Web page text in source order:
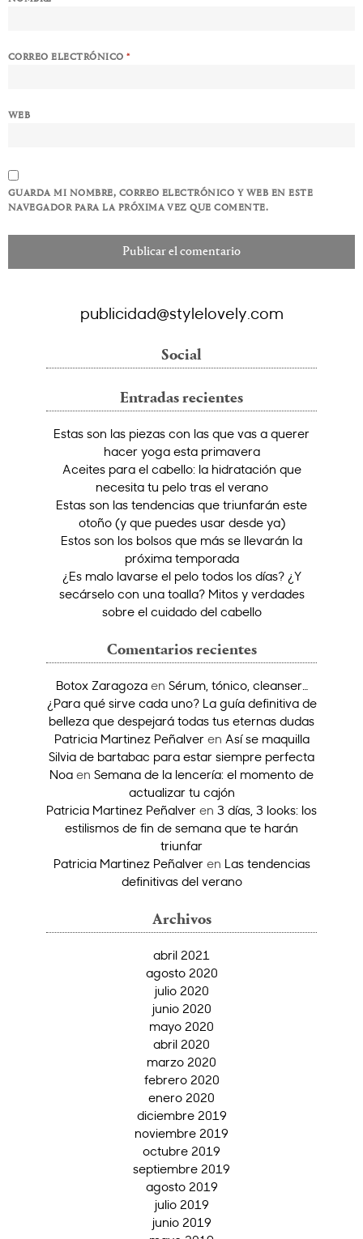
CORREO ELECTRÓNICO*
WEB
GUARDA MI NOMBRE, CORREO ELECTRÓNICO Y WEB EN ESTE
NAVEGADOR PARA LA PRÓXIMA VEZ QUE COMENTE.
publicidad@stylelovely.com
Social
Entradas recientes
Estas son las piezas con las que vas a querer
hacer yoga esta primavera
Aceites para el cabello: la hidratación que
necesita tu pelo tras el verano
Estas son las tendencias que triunfarán este
otoño (y que puedes usar desde ya)
Estos son los bolsos que más se llevarán la
próxima temporada
¿Es malo lavarse el pelo todos los días? ¿Y
secárselo con una toalla? Mitos y verdades
sobre el cuidado del cabello
Comentarios recientes
Botox Zaragozaen Sérum, tónico, cleanser…
¿Para qué sirve cada uno? La guía definitiva de
belleza que despejará todas tus eternas dudas
Patricia Martinez Peñalveren Así se maquilla
Silvia de bartabac para estar siempre perfecta
Noa en Semana de la lencería: el momento de
actualizar tu cajón
Patricia Martinez Peñalver en 3 días, 3 looks: los
estilismos de fin de semana que te harán
triunfar
Patricia Martinez Peñalveren Las tendencias
definitivas del verano
Archivos
abril 2021
agosto 2020
julio 2020
junio 2020
mayo 2020
abril 2020
marzo 2020
febrero 2020
enero 2020
diciembre 2019
noviembre 2019
octubre 2019
septiembre 2019
agosto 2019
julio 2019
junio 2019